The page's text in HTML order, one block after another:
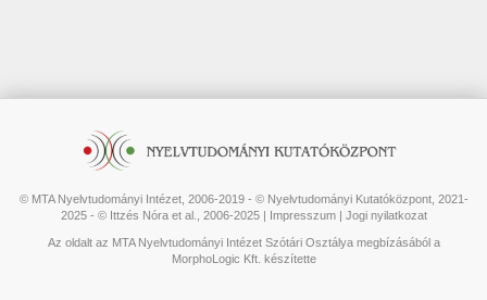
© MTA Nyelvtudományi Intézet, 2006-2019 - © Nyelvtudományi Kutatóközpont, 2021-
2025 - © Ittzés Nóra et al., 2006-2025 | Impresszum| Jogi nyilatkozat
Az oldalt az MTA Nyelvtudományi Intézet Szótári Osztálya megbízásából a
MorphoLogic Kft. készítette